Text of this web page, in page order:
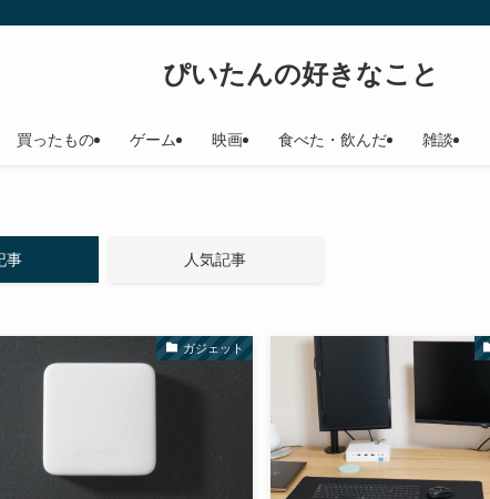
ぴいたんの好きなこと
買ったもの ゲーム 映画 食べた・飲んだ 雑談
事 人気記事
ガジェット